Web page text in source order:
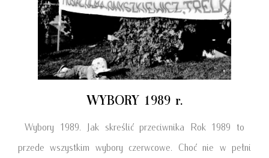
WYBORY 1989 r.
Wybory 1989. Jak skreślić przeciwnika Rok 1989 to
przede wszystkim wybory czerwcowe. Choć nie w pełni